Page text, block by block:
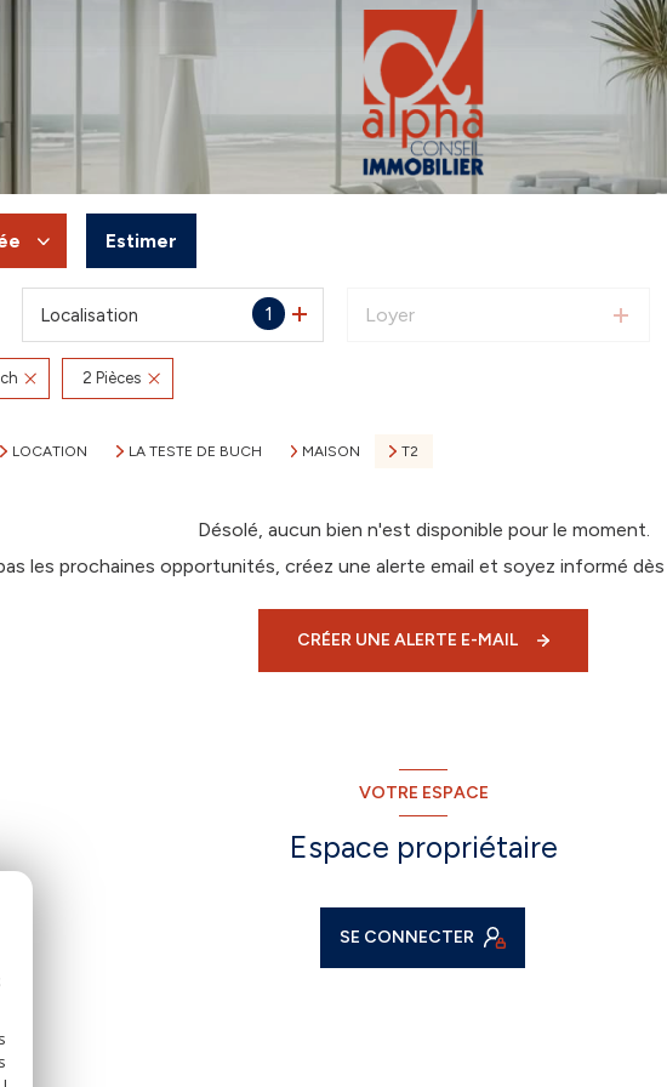
pro
Estimer
1
Localisation Loyer
2 Pièces
LOCATION LA TESTE DE BUCH MAISON T2
Désolé, aucun bien n'est disponible pour le moment.
les prochaines opportunités, créez une alerte email et soyez informé
CRÉER UNE ALERTE E-MAIL
VOTRE ESPACE
Espace propriétaire
SE CONNECTER